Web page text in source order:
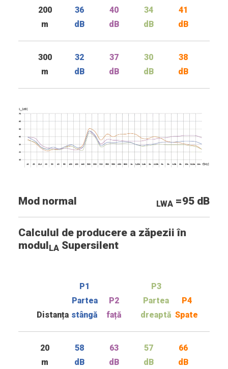
200
m
36
dB
40
dB
34
dB
41
dB
300
m
32
dB
37
dB
30
dB
38
dB
Mod normal LWA =95 dB
Calculul de producere a zăpezii în
modulLA Supersilent
Distanța
P1
Partea
stângă
P2
față
P3
Partea
dreaptă
P4
Spate
20
m
58
dB
63
dB
57
dB
66
dB